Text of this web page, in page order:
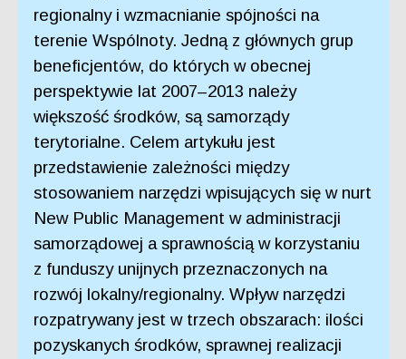
regionalny i wzmacnianie spójności na
terenie Wspólnoty. Jedną z głównych grup
beneficjentów, do których w obecnej
perspektywie lat 2007–2013 należy
większość środków, są samorządy
terytorialne. Celem artykułu jest
przedstawienie zależności między
stosowaniem narzędzi wpisujących się w nurt
New Public Management w administracji
samorządowej a sprawnością w korzystaniu
z funduszy unijnych przeznaczonych na
rozwój lokalny/regionalny. Wpływ narzędzi
rozpatrywany jest w trzech obszarach: ilości
pozyskanych środków, sprawnej realizacji